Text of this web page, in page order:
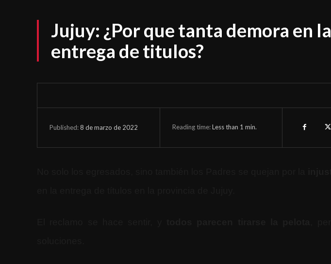
Jujuy: ¿Por que tanta demora en la
entrega de titulos?
Published:8 de marzo de 2022 Reading time:Less than 1 min.